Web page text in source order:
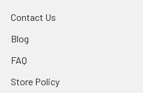
Contact Us
Blog
FAQ
Store Policy